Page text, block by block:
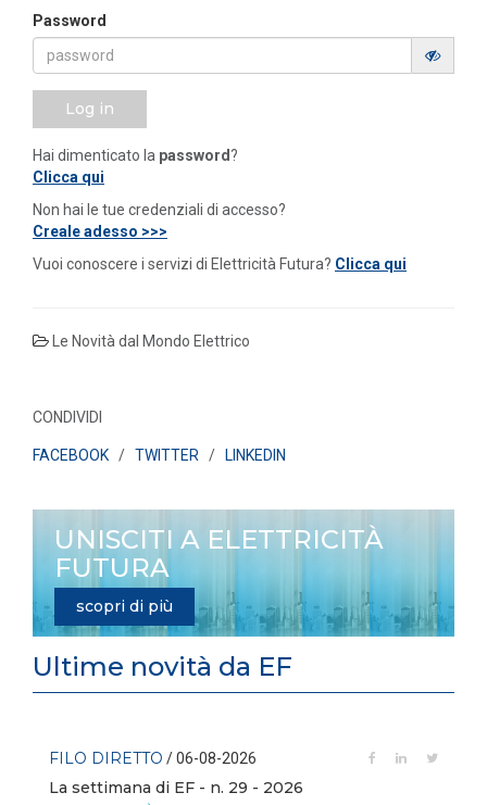
Password
Log in
Hai dimenticato la password ?
Clicca qui
Non hai le tue credenziali di accesso?
Creale adesso >>>
Vuoi conoscere i servizi di Elettricità Futura? Clicca qui
Le Novità dal Mondo Elettrico
CONDIVIDI
FACEBOOK / TWITTER / LINKEDIN
UNISCITI A ELETTRICITÀ
FUTURA
scopri di più
Ultime novità da EF
FILO DIRETTO / 06-08-2026
La settimana di EF - n. 29 - 2026